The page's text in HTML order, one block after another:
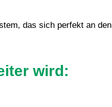
das sich perfekt an den
wird: